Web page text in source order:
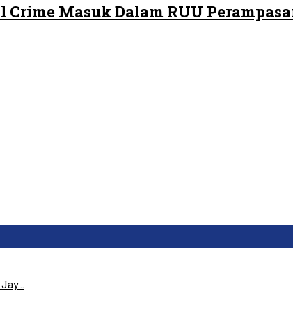
Masuk Dalam RUU